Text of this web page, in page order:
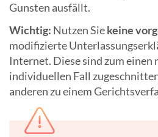
Gunsten ausfällt.
Wichtig: Nutzen Siekeine
modifizierte
Internet. Diese sind zum einen
individuellen Fall
anderen zu einem